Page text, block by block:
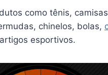
como tênis,
chinelos, bolas,
esportivos.